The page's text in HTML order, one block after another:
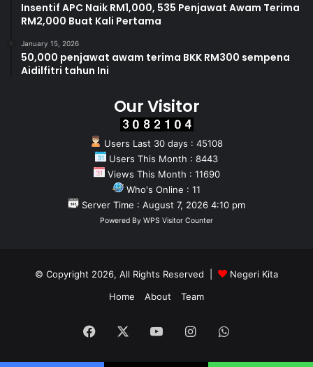
Insentif APC Naik RM1,000, 535 Penjawat Awam Terima
RM2,000 Buat Kali Pertama
January 15, 2026
50,000 penjawat awam terima BKK RM300 sempena
Aidilfitri tahun Ini
Our Visitor
Users Last 30 days : 45108
Users This Month : 8443
Views This Month : 11690
Who's Online : 11
Server Time : August 7, 2026 4:10 pm
Powered By WPS Visitor Counter
© Copyright 2026, All Rights Reserved |
Negeri Kita
Home
About Team
Facebook YouTubeInstagramWhatsApp